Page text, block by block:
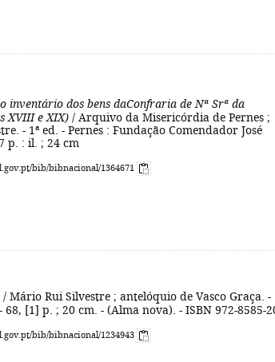
inventário dos bens daConfraria de Nª Srª da
XVIII e XIX) / Arquivo da Misericórdia de Pernes ;
- 1ª ed. - Pernes : Fundação Comendador José
p. : il. ; 24 cm
bib/bibnacional/1364671
/ Mário Rui Silvestre ; antelóquio de Vasco Graça. -
[1] p. ; 20 cm. - (Alma nova). - ISBN 972-8585-
bib/bibnacional/1234943